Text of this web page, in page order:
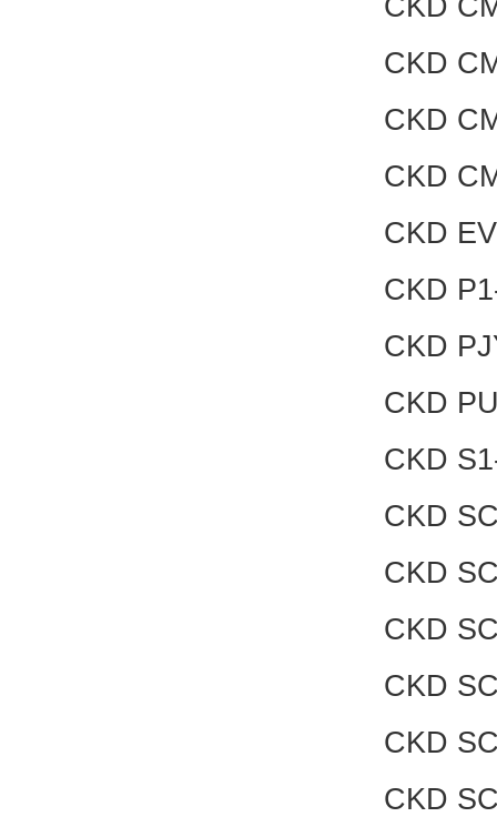
CKD
CKD
CKD
CKD
CKD
CKD
CKD
CKD
CKD
CKD
CKD
CKD
CKD
CKD